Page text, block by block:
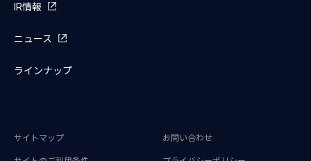
IR情報
ニュース
ラインナップ
サイトマップ お問い合わせ